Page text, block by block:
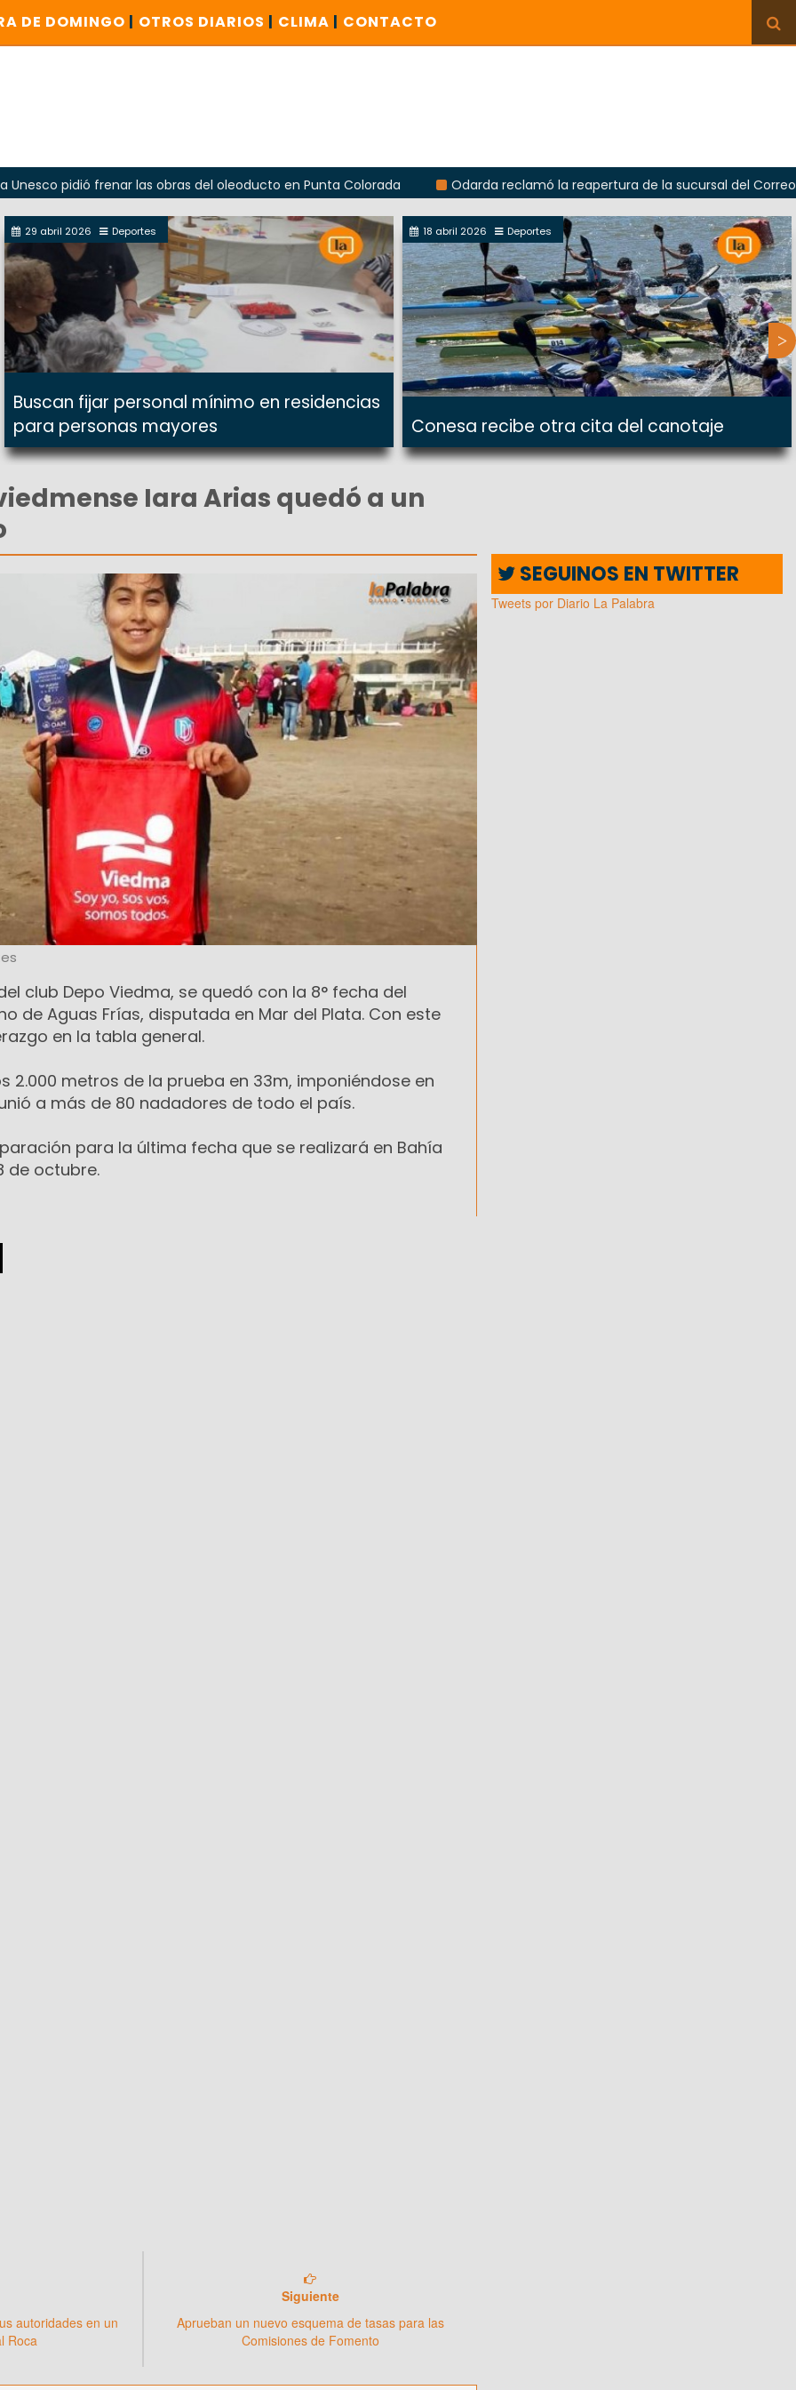
DE DOMINGO | OTROS DIARIOS | CLIMA | CONTACTO
pidió frenar las obras del oleoducto en Punta Colorada
Odarda reclamó la reapertura de la sucursal del Correo
29 abril 2026 Deportes
Buscan fijar personal mínimo en residencias
para personas mayores
18 abril 2026 Deportes
Conesa recibe otra cita del canotaje
Iara Arias quedó a un
club Depo Viedma, se quedó con la 8° fecha del
de Aguas Frías, disputada en Mar del Plata. Con este
en la tabla general.
2.000 metros de la prueba en 33m, imponiéndose en
a más de 80 nadadores de todo el país.
para la última fecha que se realizará en Bahía
de octubre.
autoridades en un
Roca
Siguiente
Aprueban un nuevo esquema de tasas para las
Comisiones de Fomento
SEGUINOS EN TWITTER
Tweets por Diario La Palabra